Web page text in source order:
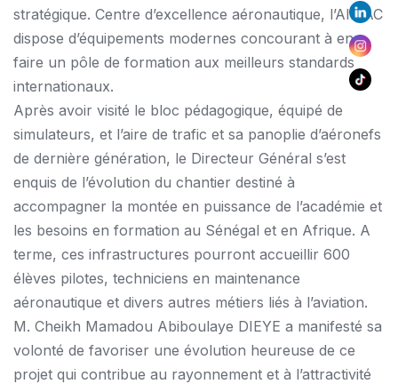
stratégique. Centre d’excellence aéronautique, l’AIMAC
dispose d’équipements modernes concourant à en
faire un pôle de formation aux meilleurs standards
internationaux.
Après avoir visité le bloc pédagogique, équipé de
simulateurs, et l’aire de trafic et sa panoplie d’aéronefs
de dernière génération, le Directeur Général s’est
enquis de l’évolution du chantier destiné à
accompagner la montée en puissance de l’académie et
les besoins en formation au Sénégal et en Afrique. A
terme, ces infrastructures pourront accueillir 600
élèves pilotes, techniciens en maintenance
aéronautique et divers autres métiers liés à l’aviation.
M. Cheikh Mamadou Abiboulaye DIEYE a manifesté sa
volonté de favoriser une évolution heureuse de ce
projet qui contribue au rayonnement et à l’attractivité